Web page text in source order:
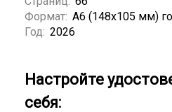
Формат: А6 (148x105 мм)
Год: 2026
Настройте
себя: